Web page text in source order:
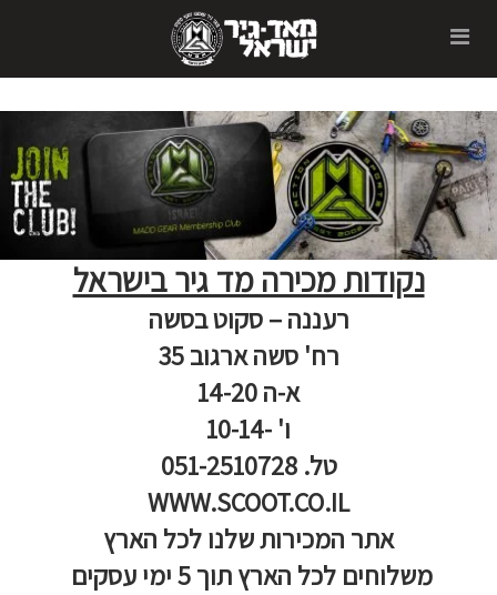
נקודות מכירה מד גיר בישראל
רעננה – סקוט בסשה
רח' סשה ארגוב 35
א-ה 14-20
ו' -10-14
טל. 051-2510728
WWW.SCOOT.CO.IL
אתר המכירות שלנו לכל הארץ
משלוחים לכל הארץ תוך 5 ימי עסקים